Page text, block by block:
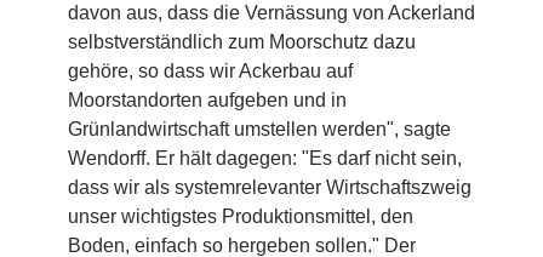
davon aus, dass die Vernässung von Ackerland
selbstverständlich zum Moorschutz dazu
gehöre, so dass wir Ackerbau auf
Moorstandorten aufgeben und in
Grünlandwirtschaft umstellen werden", sagte
Wendorff. Er hält dagegen: "Es darf nicht sein,
dass wir als systemrelevanter Wirtschaftszweig
unser wichtigstes Produktionsmittel, den
Boden, einfach so hergeben sollen." Der